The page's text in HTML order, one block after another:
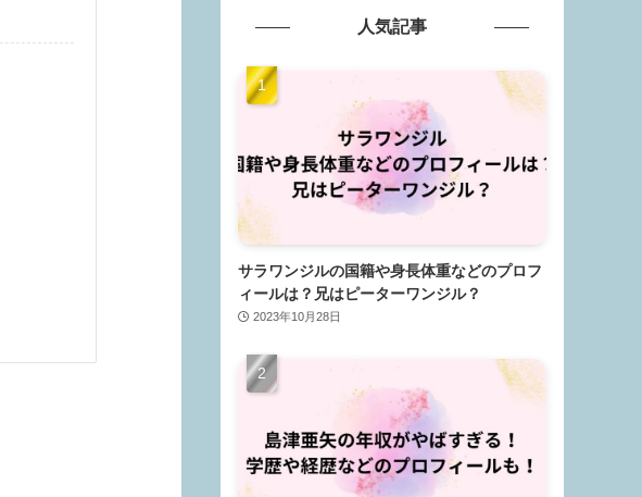
人気記事
サラワンジルの国籍や身長体重などのプロフ
ィールは？兄はピーターワンジル？
2023年10月28日